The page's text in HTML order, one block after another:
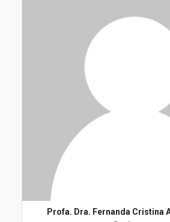
Profa. Dra. Fernanda Cristina